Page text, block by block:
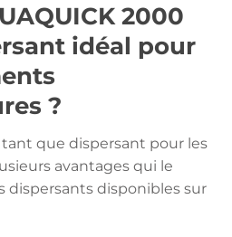
2000
idéal pour
?
tant que dispersant pour les
avantages qui le
disponibles sur